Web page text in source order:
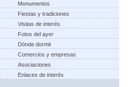
Monumentos
Fiestas y tradiciones
Visitas de interés
Fotos del ayer
Dónde dormir
Comercios y empresas
Asociaciones
Enlaces de interés